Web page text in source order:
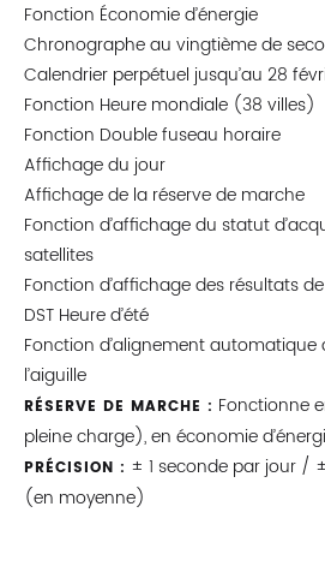
Fonction Économie d’énergie
Chronographe au vingtième de
Calendrier perpétuel jusqu’au 28
Fonction Heure mondiale (38 villes)
Fonction Double fuseau horaire
Affichage du jour
Affichage de la réserve de marche
Fonction d’affichage du statut
satellites
Fonction d’affichage des résultats
DST Heure d’été
Fonction d’alignement automatique
l’aiguille
RÉSERVE DE MARCHE : Fonctionne
pleine charge), en économie
PRÉCISION : ± 1 seconde par jour /
(en moyenne)